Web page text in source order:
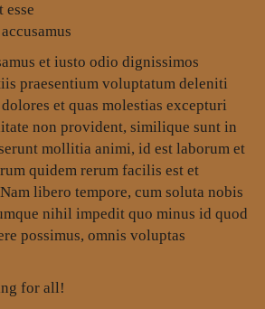
et iusto odio dignissimos
praesentium voluptatum deleniti
et quas molestias excepturi
non provident, similique sunt in
mollitia animi, id est laborum et
quidem rerum facilis est et
libero tempore, cum soluta nobis
nihil impedit quo minus id quod
possimus, omnis voluptas
for all!